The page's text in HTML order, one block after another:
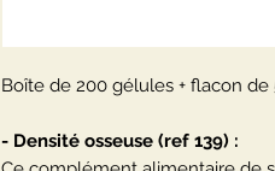
Boîte de 200 gélules + flacon de
- Densité osseuse (ref 139) :